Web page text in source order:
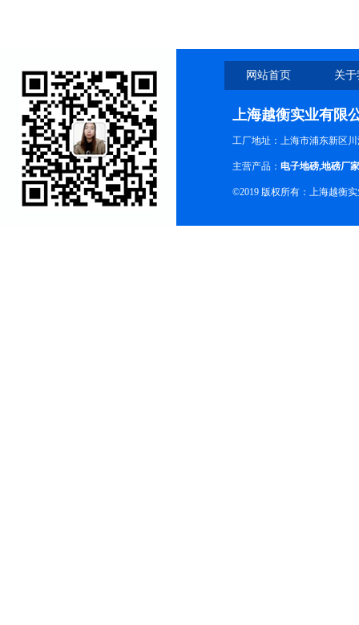
网站首页 关
上海越衡实业有限
工厂地址：上海市浦东新区川
主营产品： 电子地磅,地磅厂家
©2019 版权所有：上海越衡